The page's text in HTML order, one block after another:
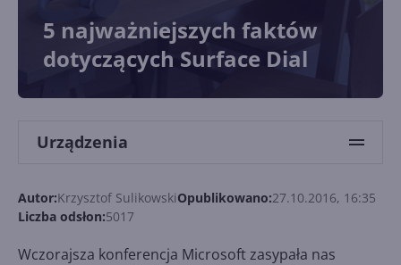
5 najważniejszych faktów
dotyczących Surface Dial
Urządzenia
Autor:Krzysztof SulikowskiOpublikowano:27.10.2016, 16:35
Liczba odsłon:5017
Wczorajsza konferencja Microsoft zasypała nas